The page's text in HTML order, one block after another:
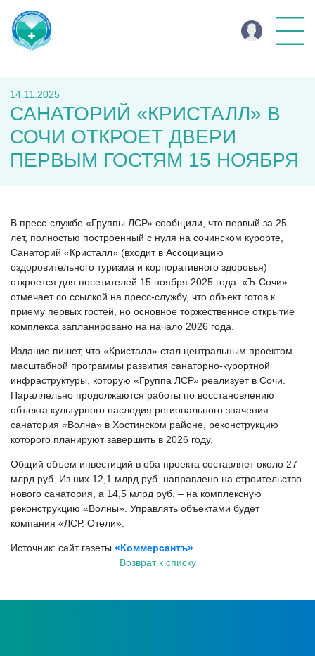
14.11.2025
САНАТОРИЙ «КРИСТАЛЛ» В
СОЧИ ОТКРОЕТ ДВЕРИ
ПЕРВЫМ ГОСТЯМ 15 НОЯБРЯ
В пресс-службе «Группы ЛСР» сообщили, что первый за 25
лет, полностью построенный с нуля на сочинском курорте,
Санаторий «Кристалл» (входит в Ассоциацию
оздоровительного туризма и корпоративного здоровья)
откроется для посетителей 15 ноября 2025 года. «Ъ-Сочи»
отмечает со ссылкой на пресс-службу, что объект готов к
приему первых гостей, но основное торжественное открытие
комплекса запланировано на начало 2026 года.
Издание пишет, что «Кристалл» стал центральным проектом
масштабной программы развития санаторно-курортной
инфраструктуры, которую «Группа ЛСР» реализует в Сочи.
Параллельно продолжаются работы по восстановлению
объекта культурного наследия регионального значения –
санатория «Волна» в Хостинском районе, реконструкцию
которого планируют завершить в 2026 году.
Общий объем инвестиций в оба проекта составляет около 27
млрд руб. Из них 12,1 млрд руб. направлено на строительство
нового санатория, а 14,5 млрд руб. – на комплексную
реконструкцию «Волны». Управлять объектами будет
компания «ЛСР. Отели».
Источник: сайт газеты «Коммерсантъ»
Возврат к списку